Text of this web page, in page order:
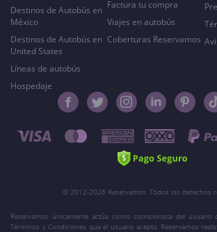
Destinos de Autobús en
México
Destinos de Autobús en
United States
Líneas de autobús
Hospedaje
Factura tu compra
Viajes en autobús
Coberturas Reservamos
© 2012-2026 Reservamos. Todos los derechos
Reservamos únicamente actúa como comisionista del
Términos y Condiciones que el usuario acepta. Reservamos